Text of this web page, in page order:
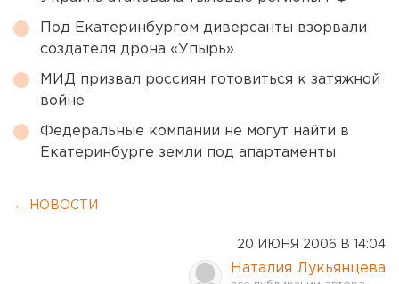
Под Екатеринбургом диверсанты взорвали
создателя дрона «Упырь»
МИД призвал россиян готовиться к затяжной
войне
Федеральные компании не могут найти в
Екатеринбурге земли под апартаменты
← НОВОСТИ
20 ИЮНЯ 2006 В 14:04
Наталия Лукьянцева